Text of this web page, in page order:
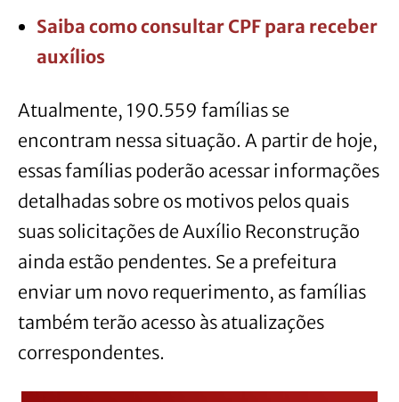
Saiba como consultar CPF para receber
auxílios
Atualmente, 190.559 famílias se
encontram nessa situação. A partir de hoje,
essas famílias poderão acessar informações
detalhadas sobre os motivos pelos quais
suas solicitações de Auxílio Reconstrução
ainda estão pendentes. Se a prefeitura
enviar um novo requerimento, as famílias
também terão acesso às atualizações
correspondentes.